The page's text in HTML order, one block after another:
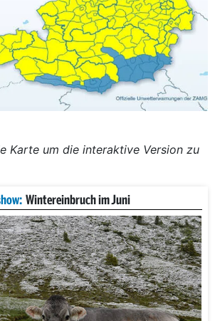
Karte um die interaktive Version zu
Wintereinbruch im Juni